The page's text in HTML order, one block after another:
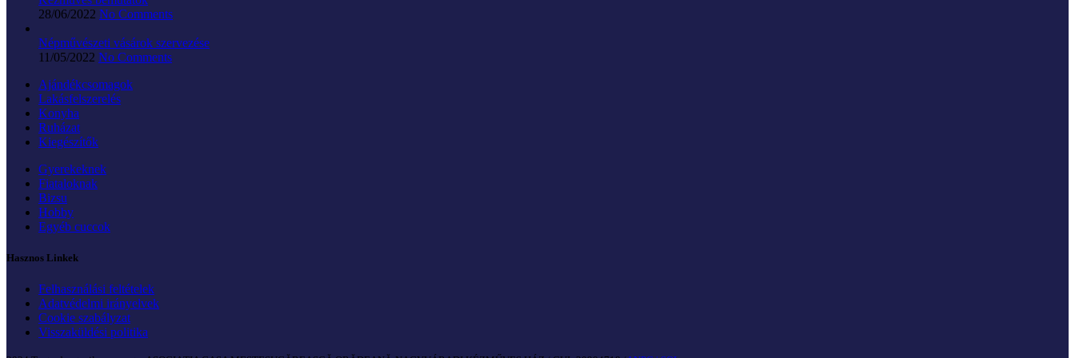
28/06/2022 No Comments
Népművészeti vásárok szervezése
11/05/2022 No Comments
Ajándékcsomagok
Lakásfelszerelés
Konyha
Ruházat
Kiegészítők
Gyerekeknek
Fiataloknak
Bizsu
Hobby
Egyéb cuccok
Hasznos Linkek
Felhasználási feltételek
Adatvédelmi irányelvek
Cookie szabályzat
Visszaküldési politika